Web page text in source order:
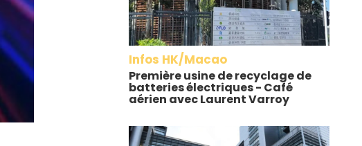
Infos HK/Macao
Première usine de recyclage de
batteries électriques - Café
aérien avec Laurent Varroy